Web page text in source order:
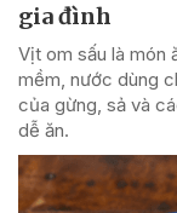
gia đình
Vịt om sấu là món
mềm, nước dùng
của gừng, sả và
dễ ăn.